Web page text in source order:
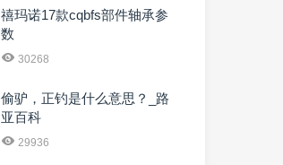
禧玛诺17款cqbfs部件轴承参
数
30268
偷驴，正钓是什么意思？_路
亚百科
29936